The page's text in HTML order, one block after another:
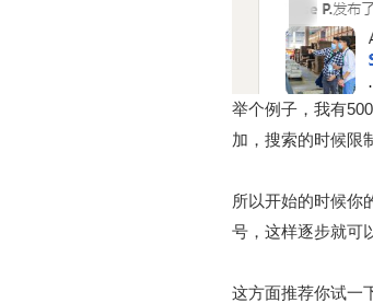
举个例子，我有
加，搜索的时候限
所以开始的时候你
号，这样逐步就可
这方面推荐你试一